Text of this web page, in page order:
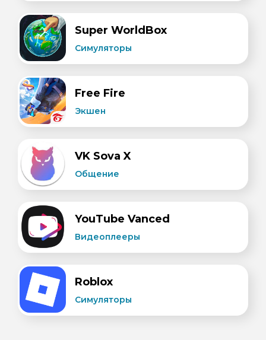
Super WorldBox
Симуляторы
Free Fire
Экшен
VK Sova X
Общение
YouTube Vanced
Видеоплееры
Roblox
Симуляторы